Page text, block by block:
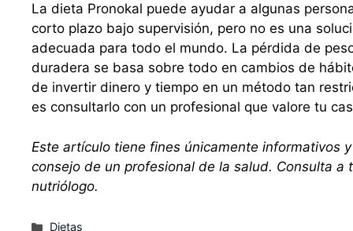
La dieta Pronokal puede ayudar a algunas
corto plazo bajo supervisión, pero no es una
adecuada para todo el mundo. La pérdida de
duradera se basa sobre todo en cambios de
de invertir dinero y tiempo en un método tan
es consultarlo con un profesional que valore tu
Este artículo tiene fines únicamente informativos
consejo de un profesional de la salud. Consulta a
nutriólogo.
Categorías
Dietas